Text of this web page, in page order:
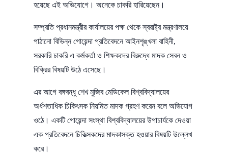
হয়েছে এই অভিযোগে। অনেকে চাকরি হারিয়েছেন।
সম্প্রতি প্রধানমন্ত্রীর কার্যালয়ের পক্ষ থেকে স্বরাষ্ট্র মন্ত্রণালয়ে
পাঠানো বিভিন্ন গোয়েন্দা প্রতিবেদনে আইনশৃঙ্খলা বাহিনী,
সরকারি চাকরি এ কর্মকর্তা ও শিক্ষকদের বিরুদ্ধে মাদক সেবন ও
বিক্রির বিষয়টি উঠে এসেছে।
এর আগে বঙ্গবন্ধু শেখ মুজিব মেডিকেল বিশ্ববিদ্যালয়ের
অর্ধশতাধিক চিকিৎসক নিয়মিত মাদক গ্রহণ করেন বলে অভিযোগ
ওঠে। একটি গোয়েন্দা সংস্থা বিশ্ববিদ্যালয়ের উপাচার্যকে দেওয়া
এক প্রতিবেদনে চিকিত্সকদের মাদকাসক্ত হওয়ার বিষয়টি উল্লেখ
করে।